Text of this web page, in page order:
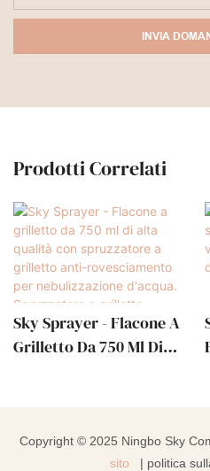
INVIA
Prodotti Correlati
Sky Sprayer - Flacone A
Grilletto Da 750 Ml Di
Nebulizzazione D'acqua.
Spruzzatore A Grilletto
Copyright © 2025 Ningbo Sky
sito
| politica